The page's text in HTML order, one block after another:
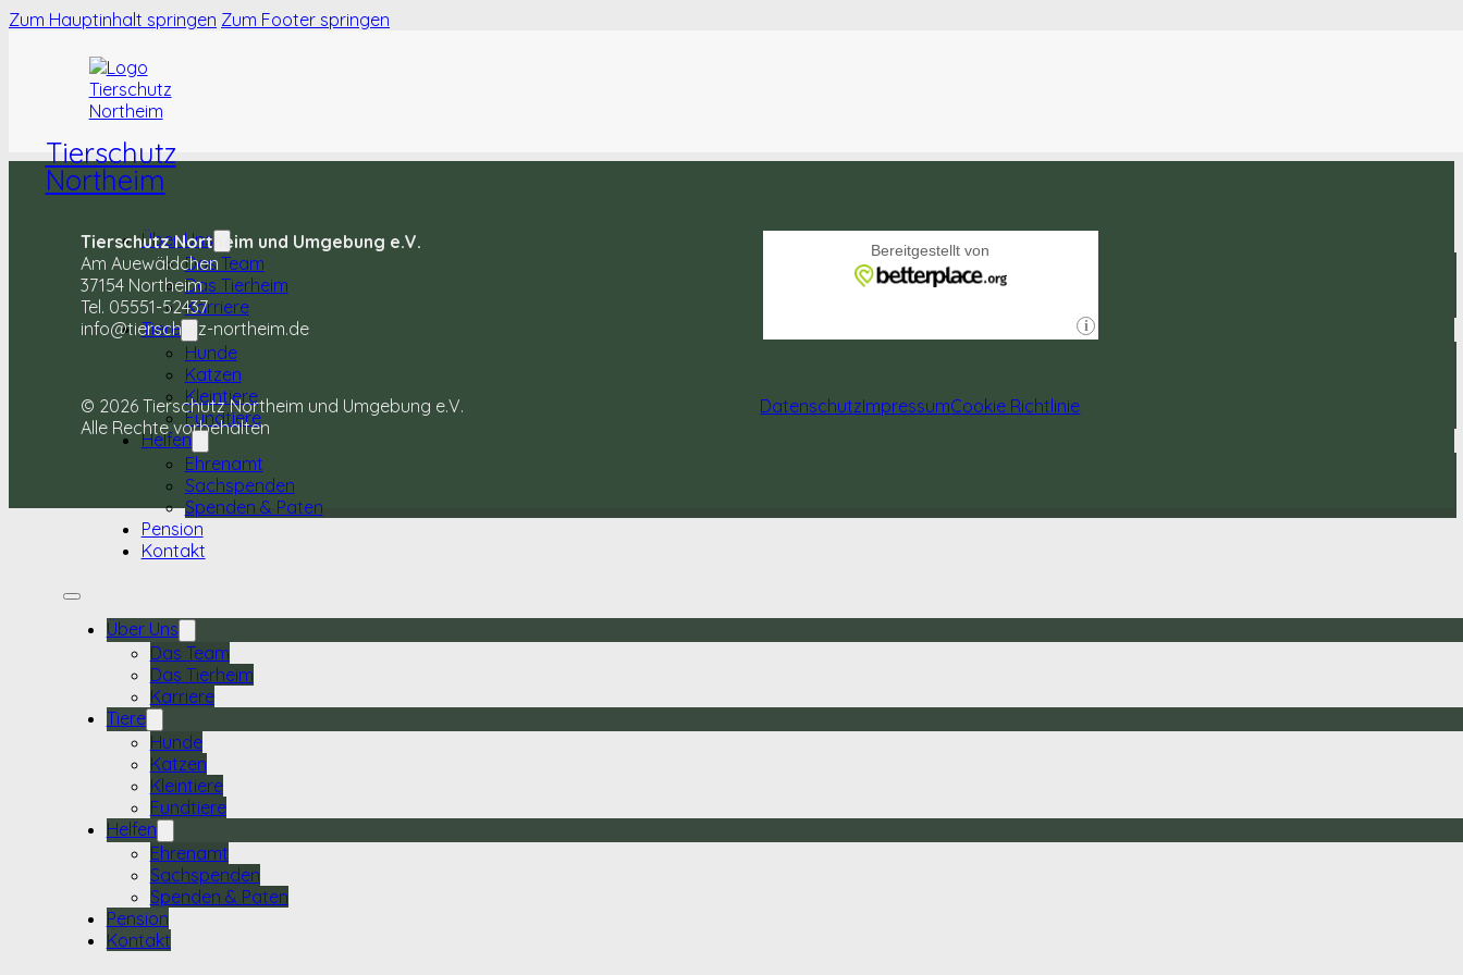
Zum Hauptinhalt springen Zum Footer springen
Tierschutz
Northeim
Über Uns
Das Team
Das Tierheim
Karriere
Tiere
Hunde
Katzen
Kleintiere
Fundtiere
Helfen
Ehrenamt
Sachspenden
Spenden & Paten
Pension
Kontakt
Über Uns
Das Team
Das Tierheim
Karriere
Tiere
Hunde
Katzen
Kleintiere
Fundtiere
Helfen
Ehrenamt
Sachspenden
Spenden & Paten
Pension
Kontakt
Tierschutz Northeim und Umgebung e.V.
Am Auewäldchen
37154 Northeim
Tel. 05551-52437
info@tierschutz-northeim.de
© 2026 Tierschutz Northeim und Umgebung e.V.
Alle Rechte vorbehalten
DatenschutzImpressumCookie Richtlinie